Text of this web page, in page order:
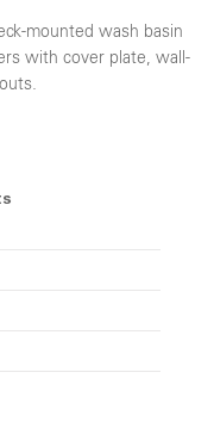
mounted wash basin
with cover plate, wall-